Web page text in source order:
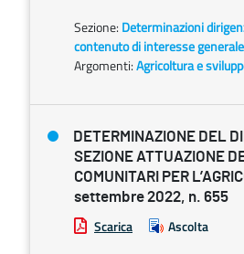
Sezione: Determinazioni
contenuto di interesse generale
Argomenti:Agricoltura e
DETERMINAZIONE DEL
SEZIONE ATTUAZIONE
COMUNITARI PER
settembre 2022, n. 655
Scarica Ascolta